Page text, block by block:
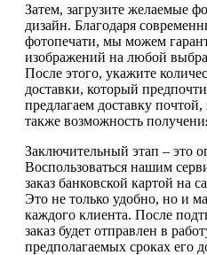
Затем, загрузите желаемые
дизайн. Благодаря
фотопечати, мы можем
изображений на любой
После этого, укажите
доставки, который
предлагаем доставку
также возможность
Заключительный этап – это
Воспользоваться нашим
заказ банковской картой на
Это не только удобно, но и
каждого клиента. После
заказ будет отправлен в
предполагаемых сроках его